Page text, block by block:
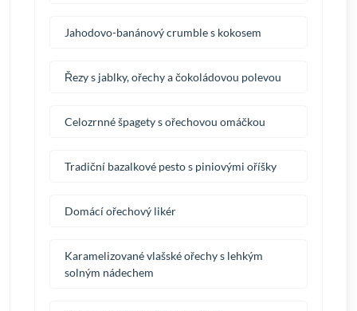
Jahodovo-banánový crumble s kokosem
Řezy s jablky, ořechy a čokoládovou polevou
Celozrnné špagety s ořechovou omáčkou
Tradiční bazalkové pesto s piniovými oříšky
Domácí ořechový likér
Karamelizované vlašské ořechy s lehkým
solným nádechem